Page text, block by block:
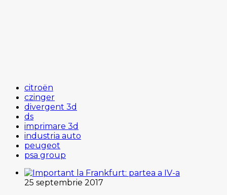
citroën
czinger
divergent 3d
ds
imprimare 3d
industria auto
peugeot
psa group
25 septembrie 2017